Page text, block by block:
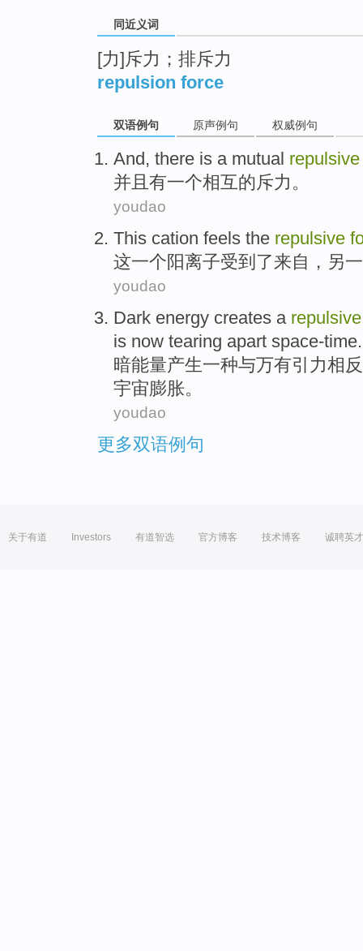
同近义词
[力]斥力；排斥力
repulsion force
双语例句 原声例句 权威例句
And , there is a mutual
并且 有一个相互的 斥力 。
youdao
This cation feels the repulsive
这一个阳离子受到 了来自，另
youdao
Dark energy creates a repulsive
is now tearing apart space-time.
暗能量产生一种与万有引力相
宇宙膨胀。
youdao
更多双语例句
关于有道 Investors 有道智选 官方博客 技术博客 诚聘英才